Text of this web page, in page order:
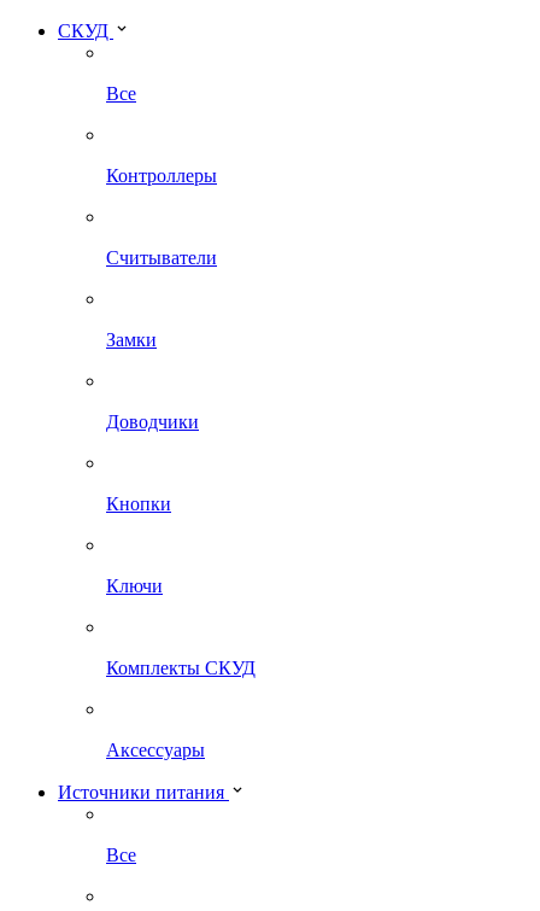
СКУД
Все
Контроллеры
Считыватели
Замки
Доводчики
Кнопки
Ключи
Комплекты СКУД
Аксессуары
Источники питания
Все